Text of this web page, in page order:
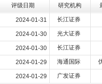
评级日期 研究机构
2024-01-31 长江证券
2024-01-30 光大证券
2024-01-30 长江证券
2024-01-29 海通国际
2024-01-29 广发证券